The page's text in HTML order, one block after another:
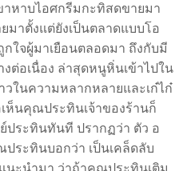
หาบไอศกรีมกะทิสดขายมา
มาตั้งแต่ยังเป็นตลาดแบบโอ
ใจผู้มาเยือนตลอดมา ถึงกับมี
ต่อเนื่อง ล่าสุดหนูหิ่นเข้าไปใน
ในความหลากหลายและเก๋ไก๋
ห็นคุณประทินเจ้าของร้านก็
ย์ประทินทันที ปรากฏว่า ตัว อ
ระทินบอกว่า เป็นเคล็ดลับ